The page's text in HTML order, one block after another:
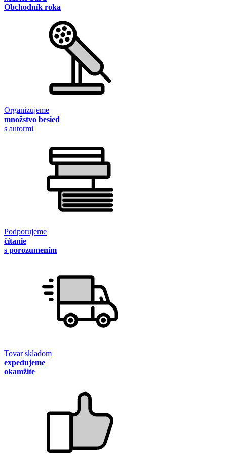
Obchodník roka
Organizujeme
množstvo besied
s autormi
Podporujeme
čítanie
s porozumením
Tovar skladom
expedujeme
okamžite